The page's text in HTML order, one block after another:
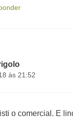
às 21:52
o comercial. E